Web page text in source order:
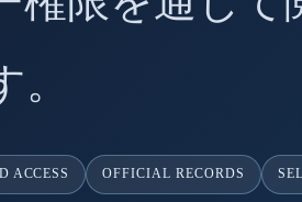
ACCESS OFFICIAL RECORDS